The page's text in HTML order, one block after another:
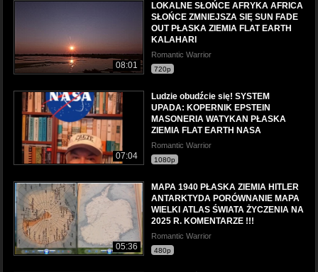
08:01
LOKALNE SŁOŃCE AFRYKA AFRICA
SŁOŃCE ZMNIEJSZA SIĘ SUN FADE
OUT PŁASKA ZIEMIA FLAT EARTH
KALAHARI
Romantic Warrior
720p
07:04
Ludzie obudźcie się! SYSTEM
UPADA: KOPERNIK EPSTEIN
MASONERIA WATYKAN PŁASKA
ZIEMIA FLAT EARTH NASA
Romantic Warrior
1080p
05:36
MAPA 1940 PŁASKA ZIEMIA HITLER
ANTARKTYDA PORÓWNANIE MAPA
WIELKI ATLAS ŚWIATA ŻYCZENIA NA
2025 R. KOMENTARZE !!!
Romantic Warrior
480p